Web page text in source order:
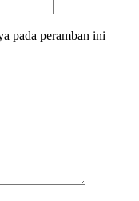
pada peramban ini